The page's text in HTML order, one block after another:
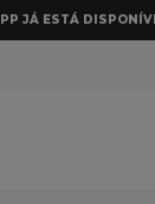
JÁ ESTÁ